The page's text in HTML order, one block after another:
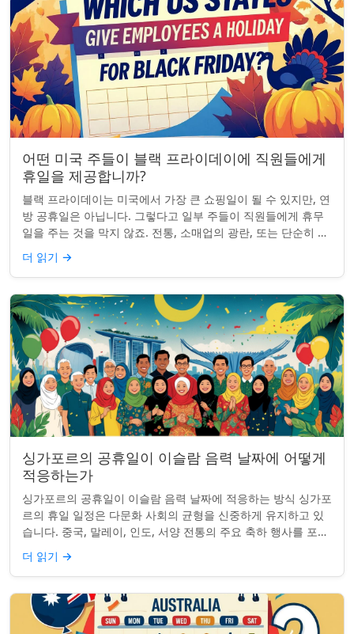
어떤 미국 주들이 블랙 프라이데이에 직원들에게
휴일을 제공합니까?
블랙 프라이데이는 미국에서 가장 큰 쇼핑일이 될 수 있지만, 연
방 공휴일은 아닙니다. 그렇다고 일부 주들이 직원들에게 휴무
일을 주는 것을 막지 않죠. 전통, 소매업의 광란, 또는 단순히 추
수감사절을 연장하는 것과 관...
더 읽기 →
싱가포르의 공휴일이 이슬람 음력 날짜에 어떻게
적응하는가
싱가포르의 공휴일이 이슬람 음력 날짜에 적응하는 방식 싱가포
르의 휴일 일정은 다문화 사회의 균형을 신중하게 유지하고 있
습니다. 중국, 말레이, 인도, 서양 전통의 주요 축하 행사를 포함
하여, 나라의 다양성을 반영합니...
더 읽기 →